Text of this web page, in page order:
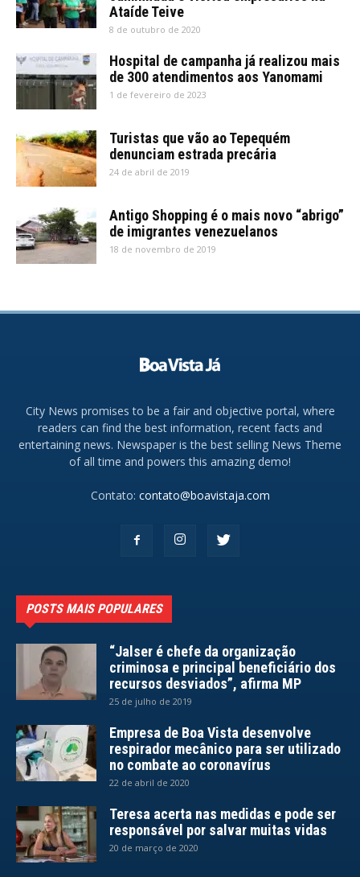
Ataíde Teive
8 de outubro de 2020
Hospital de campanha já realizou mais
de 300 atendimentos aos Yanomami
1 de fevereiro de 2023
Turistas que vão ao Tepequém
denunciam estrada precária
24 de abril de 2019
Antigo Shopping é o mais novo “abrigo”
de imigrantes venezuelanos
18 de novembro de 2019
City News promises to be a fair and objective portal, where
readers can find the best information, recent facts and
entertaining news. Newspaper is the best selling News Theme
of all time and powers this amazing demo!
Contato: contato@boavistaja.com
POSTS MAIS POPULARES
“Jalser é chefe da organização
criminosa e principal beneficiário dos
recursos desviados”, afirma MP
25 de julho de 2019
Empresa de Boa Vista desenvolve
respirador mecânico para ser utilizado
no combate ao coronavírus
22 de abril de 2020
Teresa acerta nas medidas e pode ser
responsável por salvar muitas vidas
20 de março de 2020